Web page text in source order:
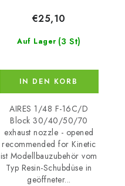
Auf Lager (3 St)
€25,10
IN DEN KORB
AIRES 1/48 F-16C/D
Block 30/40/50/70
exhaust nozzle - opened
recommended for Kinetic
ist Modellbauzubehör vom
Typ Resin-Schubdüse in
geöffneter...